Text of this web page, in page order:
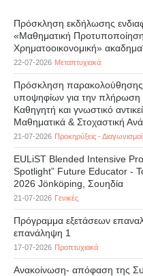
Πρόσκληση εκδήλωσης
«Μαθηματική Προτυποποίηση
Χρηματοοικονομική»
22-07-2026 Μεταπτυχιακά
Πρόσκληση παρακολούθησης
υποψηφίων για την πλήρωση
Καθηγητή και γνωστικό
Μαθηματικά & Στοχαστική
21-07-2026 Προκηρύξεις - Διαγωνισμοί
EULiST Blended Intensive
Spotlight” Future Educator -
2026 Jönköping, Σουηδία
21-07-2026 Γενικές
Πρόγραμμα εξετάσεων
επανάληψη 1
17-07-2026 Προπτυχιακά
Ανακοίνωση- απόφαση της